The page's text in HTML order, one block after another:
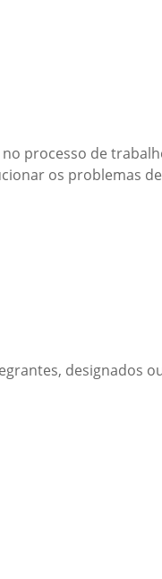
processo de
os problemas
designados